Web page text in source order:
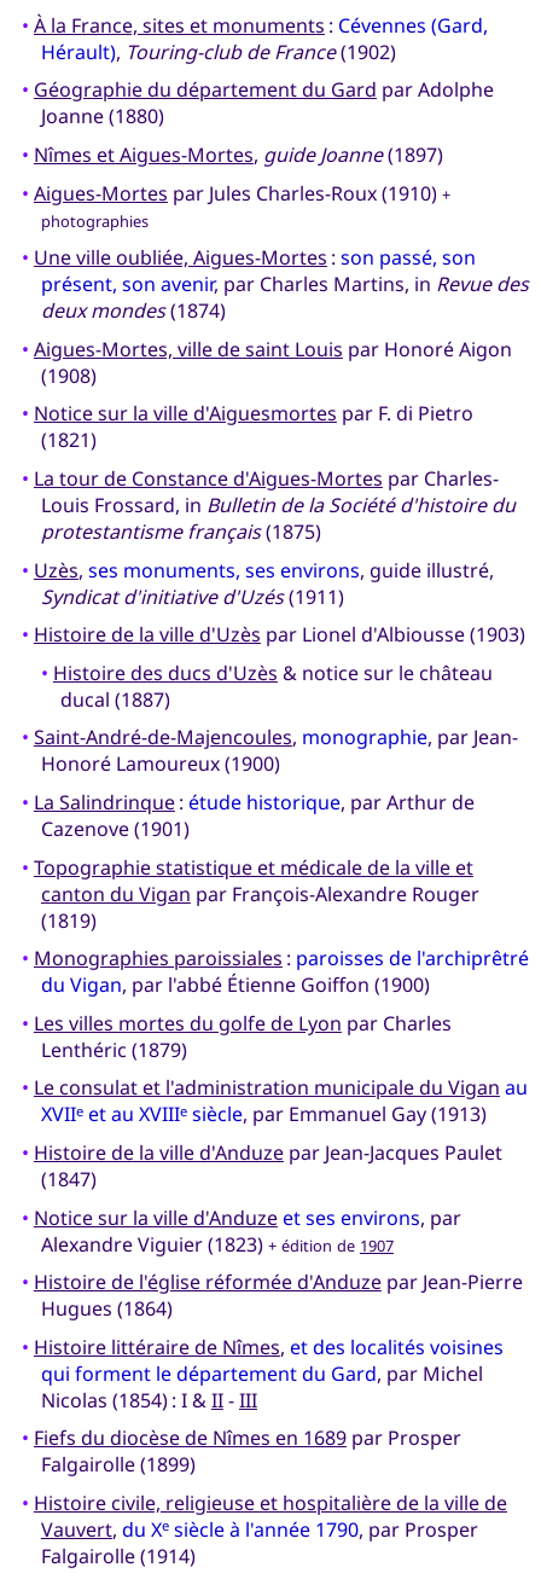
• À la France, sites et monuments : Cévennes (Gard,
Hérault), Touring-club de France(1902)
• Géographie du département du Gard par Adolphe
Joanne (1880)
• Nîmes et Aigues-Mortes, guide Joanne(1897)
• Aigues-Mortes par Jules Charles-Roux (1910) +
photographies
• Une ville oubliée, Aigues-Mortes : son passé, son
présent, son avenir, par Charles Martins, in Revue des
deux mondes(1874)
• Aigues-Mortes, ville de saint Louis par Honoré Aigon
(1908)
• Notice sur la ville d'Aiguesmortes par F. di Pietro
(1821)
• La tour de Constance d'Aigues-Mortes par Charles-
Louis Frossard, in Bulletin de la Société d'histoire du
protestantisme français(1875)
• Uzès, ses monuments, ses environs, guide illustré,
Syndicat d'initiative d'Uzés(1911)
• Histoire de la ville d'Uzès par Lionel d'Albiousse (1903)
• Histoire des ducs d'Uzès & notice sur le château
ducal (1887)
• Saint-André-de-Majencoules, monographie, par Jean-
Honoré Lamoureux (1900)
• La Salindrinque: étude historique, par Arthur de
Cazenove (1901)
• Topographie statistique et médicale de la ville et
canton du Vigan par François-Alexandre Rouger
(1819)
• Monographies paroissiales : paroisses de l'archiprêtré
du Vigan, par l'abbé Étienne Goiffon (1900)
• Les villes mortes du golfe de Lyon par Charles
Lenthéric (1879)
• Le consulat et l'administration municipale du Vigan au
XVIIeet au XVIIIesiècle, par Emmanuel Gay (1913)
• Histoire de la ville d'Anduzepar Jean-Jacques Paulet
(1847)
• Notice sur la ville d'Anduzeet ses environs, par
Alexandre Viguier (1823) + édition de 1907
• Histoire de l'église réformée d'Anduzepar Jean-Pierre
Hugues (1864)
• Histoire littéraire de Nîmes, et des localités voisines
qui forment le département du Gard, par Michel
Nicolas (1854) : I &II-III
• Fiefs du diocèse de Nîmes en 1689par Prosper
Falgairolle (1899)
• Histoire civile, religieuse et hospitalière de la ville de
Vauvert, du Xesiècle à l'année 1790, par Prosper
Falgairolle (1914)